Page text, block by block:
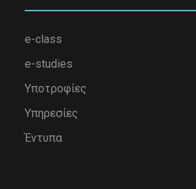
e-class
e-studies
Υποτροφίες
Υπηρεσίες
Έντυπα